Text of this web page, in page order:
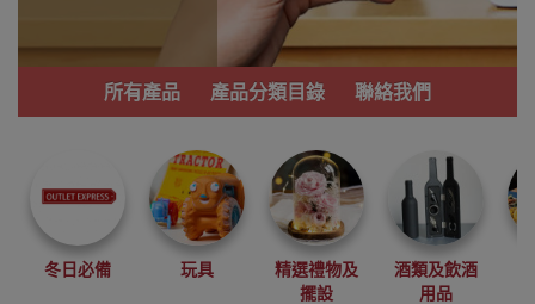
功能齊備的產
品。
我們每月會固定
尋找最更新、最
潮、有特色而且
優惠的優質產
品，從用家的角
度為你帶來你的
最好選擇。
所有產品 產品分類目錄 聯絡我們
冬日必備 玩具
精選禮物及
擺設
酒類及飲酒
用品